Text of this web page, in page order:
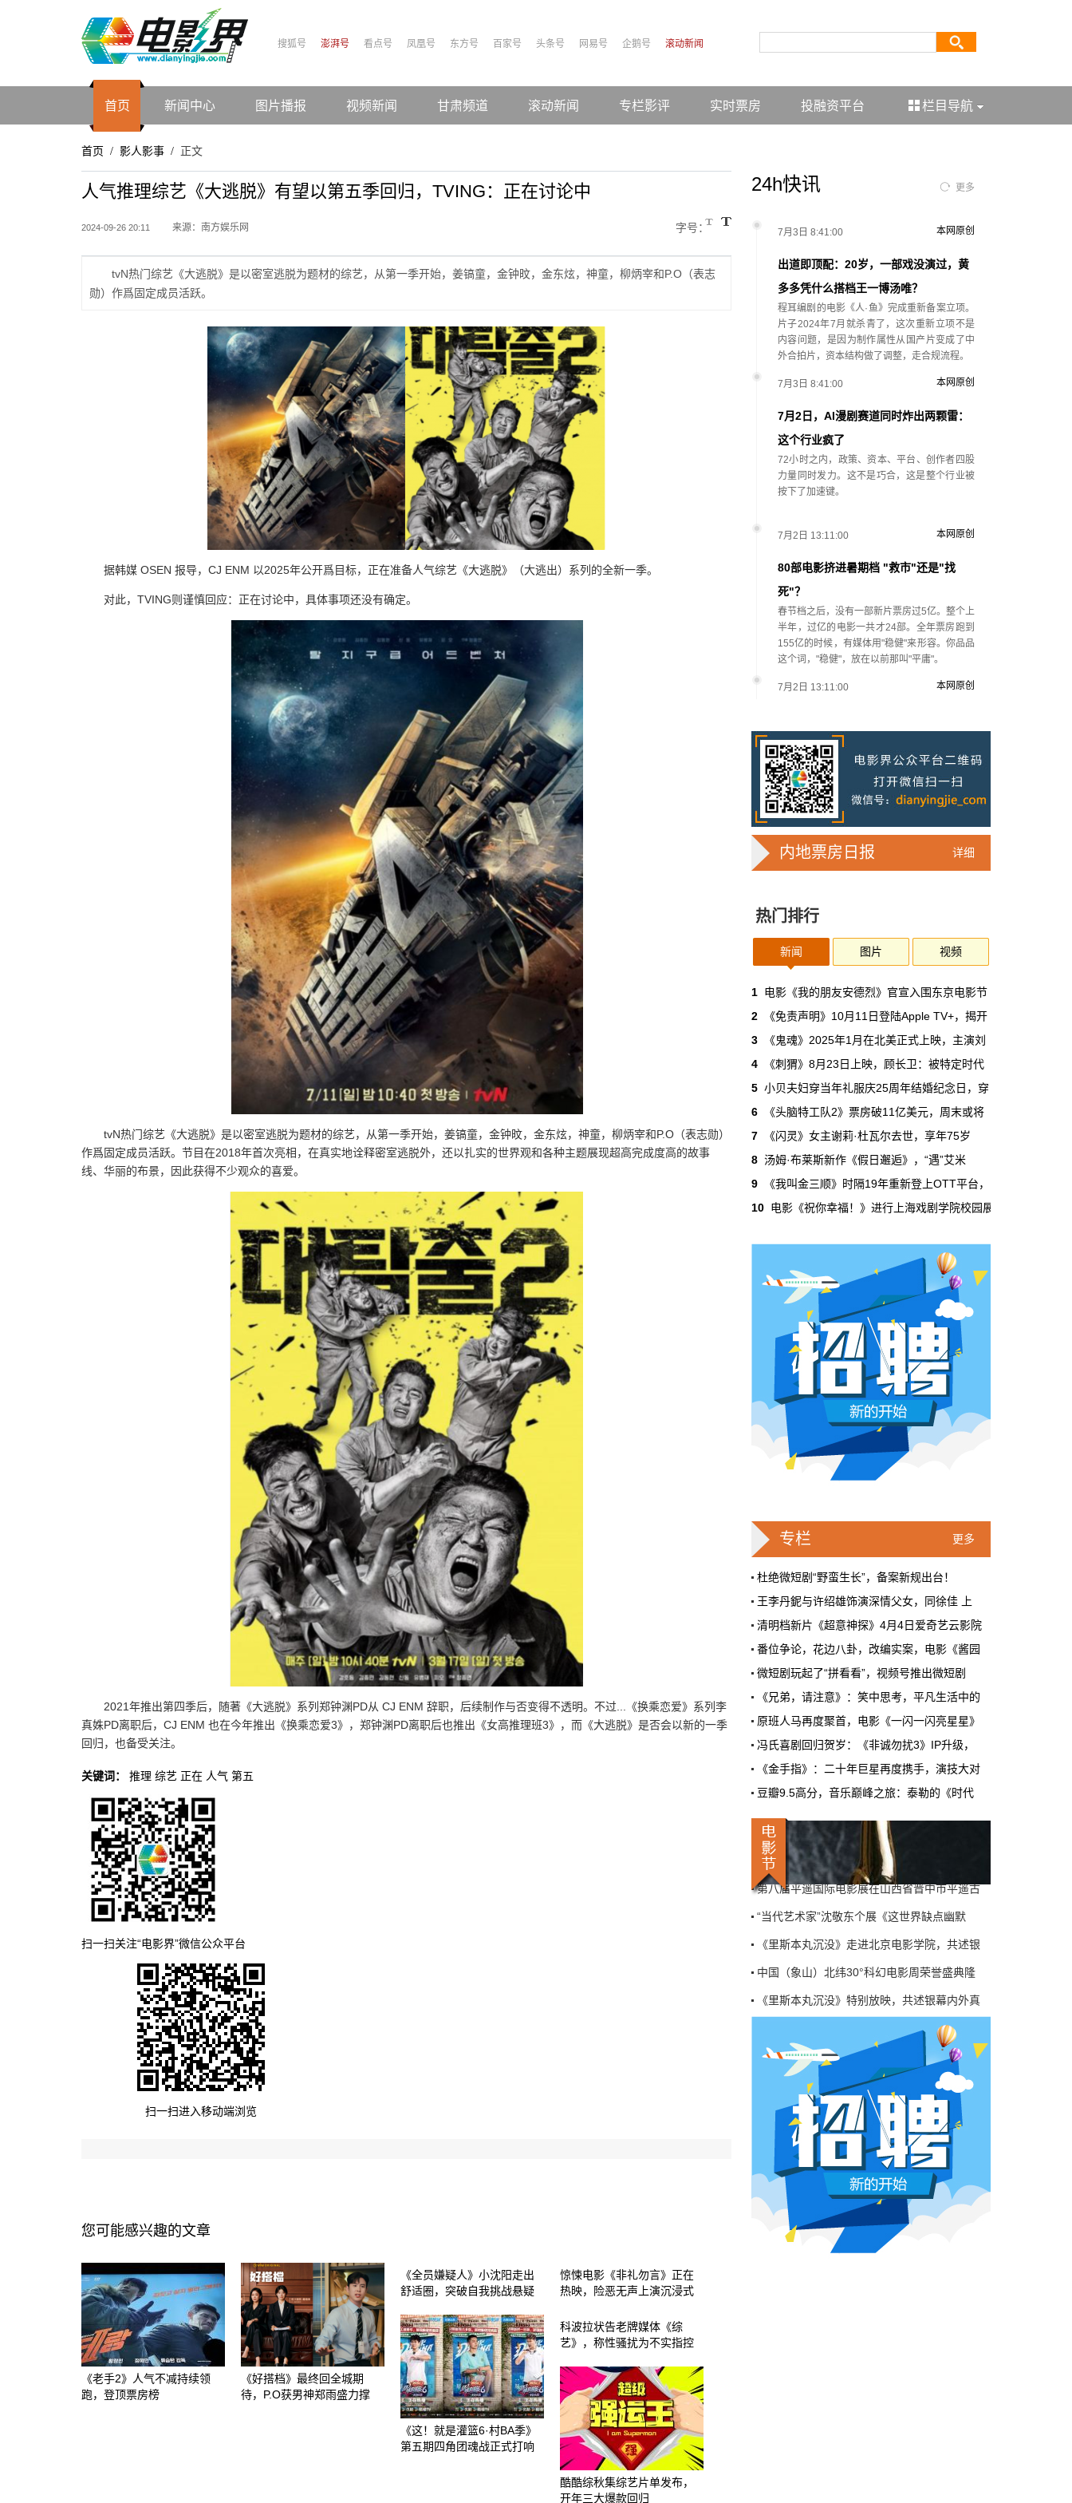
搜狐号 澎湃号 看点号 凤凰号 东方号 百家号 头条号 网易号 企鹅号 滚动新闻
首页 新闻中心 图片播报 视频新闻 甘肃频道 滚动新闻 专栏影评 实时票房 投融资平台 栏目导航
首页 / 影人影事 / 正文
人气推理综艺《大逃脱》有望以第五季回归，TVING：正在讨论中
2024-09-26 20:11 来源：南方娱乐网 字号：
tvN热门综艺《大逃脱》是以密室逃脱为题材的综艺，从第一季开始，姜镐童，金钟旼，金东炫，神童，柳炳宰和P.O（表志
勋）作爲固定成员活跃。
据韩媒 OSEN 报导，CJ ENM 以2025年公开爲目标，正在准备人气综艺《大逃脱》（大逃出）系列的全新一季。
对此，TVING则谨慎回应：正在讨论中，具体事项还没有确定。
tvN热门综艺《大逃脱》是以密室逃脱为题材的综艺，从第一季开始，姜镐童，金钟旼，金东炫，神童，柳炳宰和P.O（表志勋）
作爲固定成员活跃。节目在2018年首次亮相，在真实地诠释密室逃脱外，还以扎实的世界观和各种主题展现超高完成度高的故事
线、华丽的布景，因此获得不少观众的喜爱。
2021年推出第四季后，随著《大逃脱》系列郑钟渊PD从 CJ ENM 辞职，后续制作与否变得不透明。不过...《换乘恋爱》系列李
真姝PD离职后，CJ ENM 也在今年推出《换乘恋爱3》，郑钟渊PD离职后也推出《女高推理班3》，而《大逃脱》是否会以新的一季
回归，也备受关注。
关键词： 推理 综艺 正在 人气 第五
扫一扫关注“电影界”微信公众平台
扫一扫进入移动端浏览
您可能感兴趣的文章
《老手2》人气不减持续领
跑，登顶票房榜
《好搭档》最终回全城期
待，P.O获男神郑雨盛力撑
《全员嫌疑人》小沈阳走出
舒适圈，突破自我挑战悬疑
惊悚电影《非礼勿言》正在
热映，险恶无声上演沉浸式
《这！就是灌篮6·村BA季》
第五期四角团魂战正式打响
科波拉状告老牌媒体《综
艺》，称性骚扰为不实指控
酷酷综秋集综艺片单发布，
开年三大爆款回归
24h快讯 更多
7月3日 8:41:00
出道即顶配：20岁，一部戏没演过，黄
多多凭什么搭档王一博汤唯？
程耳编剧的电影《人·鱼》完成重新备案立项。
片子2024年7月就杀青了，这次重新立项不是
内容问题，是因为制作属性从国产片变成了中
外合拍片，资本结构做了调整，走合规流程。
本网原创
7月3日 8:41:00
7月2日，AI漫剧赛道同时炸出两颗雷：
这个行业疯了
72小时之内，政策、资本、平台、创作者四股
力量同时发力。这不是巧合，这是整个行业被
按下了加速键。
本网原创
7月2日 13:11:00
80部电影挤进暑期档 "救市"还是"找
死"？
春节档之后，没有一部新片票房过5亿。整个上
半年，过亿的电影一共才24部。全年票房跑到
155亿的时候，有媒体用"稳健"来形容。你品品
这个词，"稳健"，放在以前那叫"平庸"。
本网原创
7月2日 13:11:00
路
2025年，真人实拍微短剧的上线数量占比约
71%，AI微短剧不到30%。到了2026年第一季
度，这个比例完全倒挂——真人实拍跌到
32%，AI飙升到68%。
本网原创
华策拿《西游记》赌AI那天，半个影视
一个做了几十年传统影视的头部公司，用这种
再是草根创业者的自嗨游戏，正规军来了。
本网原创
6月30日 11:34:00
7月1日起AI漫剧独立上户：30万以下
的，平台自己兜着
过去两年，AI漫剧用一种近乎无政府的方式，
吃掉了整个微短剧市场95%的产量，却几乎没
本网原创
6月29日 10:20:00
时间，年轻人在电影院里的占比缩水了一半还
多。20岁以下更夸张，从8.9%跌到2.9%，几
乎归零…
本网原创
6月29日 10:20:00
AI短剧赢了数量，真人短剧赢了命
2026年一季度，全行业上线微短剧12.8万部，
其中AI短剧12.2万部，占比超过95%。真人短
剧？只剩几千部。你猜这95%的AI短剧，拿走
了多少流量？
本网原创
6月28日 13:03:00
戛纳一句"Fuck AI"，喊出了多少电影人
高定，而是一句话。
本网原创
6月28日 9:25:00
周星驰跑去拍AI短剧了，电影院还剩什
么？
5月31号，横店。63岁的周星驰穿着黑色夹克
出现在《食神2026》的开机现场。这部短剧改
编自他30年前的经典电影，竖屏拍摄，AI辅助
制作，成本400万。预计9月上线。
本网原创
6月28日 9:25:00
短剧从业者在评论区集体破防。有人说"今年开
机率比去年腰斩"，有人说"演员片酬从日薪800
三天的东西，AI一天出八集，还比你好看…
本网原创
6月27日 10:01:00
9万块银幕，全年只卖400亿：电影院的
钱去哪了？
画，类型挺全。刘烨的《四渡》、皮克斯的
牌都亮出来了。
6月27日 10:01:00
7万部AI短剧一夜下架，广电总局这次是
动真格的
6月24日，广电总局官网挂出了一份文件。没
有发布会，没有吹风会。就这么安安静静地，
把《微短剧发展管理办法（征求意见稿）》摆
到了所有人面前。
本网原创
6月26日 10:03:00
影视行业冷透了：167个人抢一个活，
顶流演员台上求工作
董子健领奖的时候说："我还是演员董子健，有
合适的角色可以找我，档期很空。"刘昊然在台
详细
内地票房日报
热门排行
新闻 图片 视频
1 电影《我的朋友安德烈》官宣入围东京电影节
2
《免责声明》10月11日登陆Apple TV+，揭开
3
《鬼魂》2025年1月在北美正式上映，主演刘
4
《刺猬》8月23日上映，顾长卫：被特定时代
5 小贝夫妇穿当年礼服庆25周年结婚纪念日，穿
6
《头脑特工队2》票房破11亿美元，周末或将
7
《闪灵》女主谢莉·杜瓦尔去世，享年75岁
8 汤姆·布莱斯新作《假日邂逅》，“遇”艾米
9
《我叫金三顺》时隔19年重新登上OTT平台，
10 电影《祝你幸福！》进行上海戏剧学院校园展
更多
专栏
杜绝微短剧“野蛮生长”，备案新规出台！
王李丹鈮与许绍雄饰演深情父女，同徐佳 上
清明档新片《超意神探》4月4日爱奇艺云影院
番位争论，花边八卦，改编实案，电影《酱园
微短剧玩起了“拼看看”，视频号推出微短剧
《兄弟，请注意》：笑中思考，平凡生活中的
原班人马再度聚首，电影《一闪一闪亮星星》
冯氏喜剧回归贺岁：《非诚勿扰3》IP升级，
《金手指》：二十年巨星再度携手，演技大对
豆瓣9.5高分，音乐巅峰之旅：泰勒的《时代
“当代艺术家”沈敬东个展《这世界缺点幽默
《里斯本丸沉没》走进北京电影学院，共述银
中国（象山）北纬30°科幻电影周荣誉盛典隆
电影《沙丘2》举行特别放映活动，导演携甜
电影《记忆消失前》主创见面会和首映式在北
第八届平遥国际电影展在山西省晋中市平遥古
“当代艺术家”沈敬东个展《这世界缺点幽默
《里斯本丸沉没》走进北京电影学院，共述银
中国（象山）北纬30°科幻电影周荣誉盛典隆
《里斯本丸沉没》特别放映，共述银幕内外真
电影《沙丘2》举行特别放映活动，导演携甜
电影《记忆消失前》主创见面会和首映式在北
第八届平遥国际电影展在山西省晋中市平遥古